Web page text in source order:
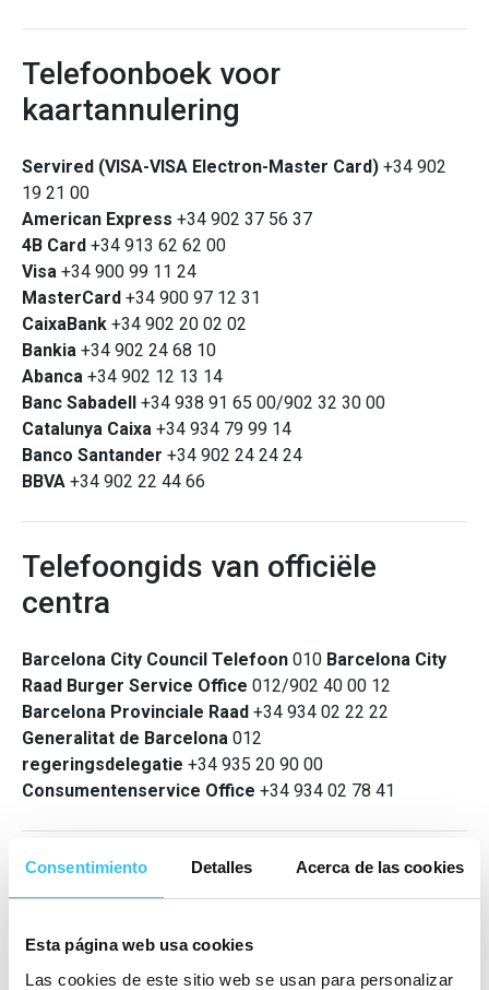
Consentimiento Detalles Acerca de las cookies
Esta página web usa cookies
Las cookies de este sitio web se usan para personalizar
Telefoonboek voor
kaartannulering
Servired (VISA-VISA Electron-Master Card) +34 902
19 21 00
American Express +34 902 37 56 37
4B Card +34 913 62 62 00
Visa +34 900 99 11 24
MasterCard +34 900 97 12 31
CaixaBank +34 902 20 02 02
Bankia +34 902 24 68 10
Abanca +34 902 12 13 14
Banc Sabadell +34 938 91 65 00/902 32 30 00
Catalunya Caixa +34 934 79 99 14
Banco Santander +34 902 24 24 24
BBVA +34 902 22 44 66
Telefoongids van officiële
centra
Barcelona City Council Telefoon 010 Barcelona City
Raad Burger Service Office 012/902 40 00 12
Barcelona Provinciale Raad +34 934 02 22 22
Generalitat de Barcelona 012
regeringsdelegatie +34 935 20 90 00
Consumentenservice Office +34 934 02 78 41
Telefoongids transport
Barcelona Airport
Barcelona Nord Station
Ferrocarriles de la Generalitat 012